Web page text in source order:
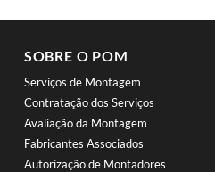
SOBRE O POM
Serviços de Montagem
Contratação dos Serviços
Avaliação da Montagem
Fabricantes Associados
Autorização de Montadores